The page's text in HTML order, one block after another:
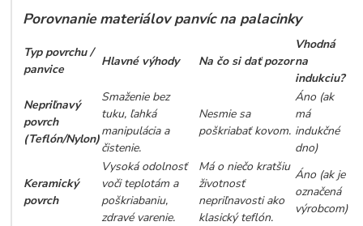
Porovnanie materiálov panvíc na palacinky
Typ povrchu /
panvice
Hlavné výhody Na čo si dať pozor
Vhodná
na
indukciu?
Nepriľnavý
povrch
(Teflón/Nylon)
Smaženie bez
tuku, ľahká
manipulácia a
čistenie.
Nesmie sa
poškriabať kovom.
Áno (ak
má
indukčné
dno)
Keramický
povrch
Vysoká odolnosť
voči teplotám a
poškriabaniu,
zdravé varenie.
Má o niečo kratšiu
životnosť
nepriľnavosti ako
klasický teflón.
Áno (ak je
označená
výrobcom)